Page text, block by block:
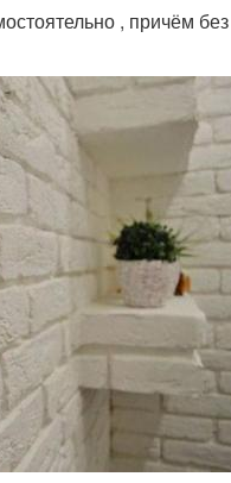
, причём